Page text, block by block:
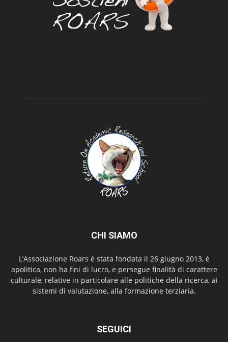
CHI SIAMO
L’Associazione Roars è stata fondata il 26 giugno 2013, è
apolitica, non ha fini di lucro, e persegue finalità di carattere
culturale, relative in particolare alle politiche della ricerca, ai
sistemi di valutazione, alla formazione terziaria.
SEGUICI